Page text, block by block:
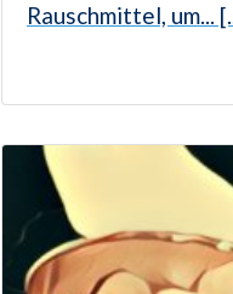
Rauschmittel, um...